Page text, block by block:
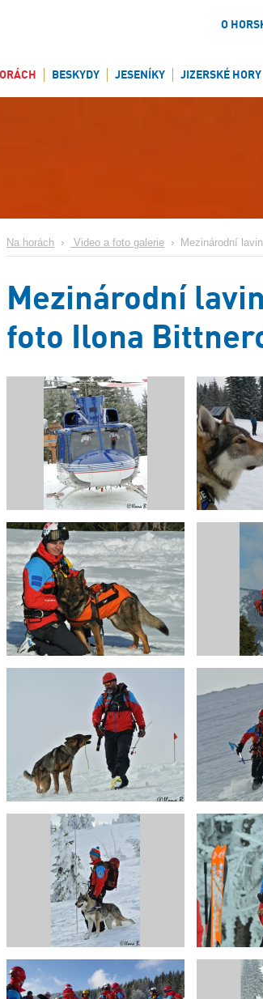
O
BESKYDY JESENÍKY JIZERSKÉ HORY
Na horách › Video a foto galerie › Mezinárodní
Mezinárodní
foto Ilona